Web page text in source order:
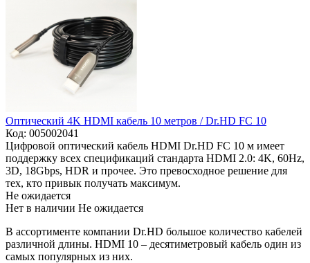
Оптический 4K HDMI кабель 10 метров / Dr.HD FC 10
Код: 005002041
Цифровой оптический кабель HDMI Dr.HD FC 10 м имеет
поддержку всех спецификаций стандарта HDMI 2.0: 4K, 60Hz,
3D, 18Gbps, HDR и прочее. Это превосходное решение для
тех, кто привык получать максимум.
Не ожидается
Нет в наличии Не ожидается
В ассортименте компании Dr.HD большое количество кабелей
различной длины. HDMI 10 – десятиметровый кабель один из
самых популярных из них.